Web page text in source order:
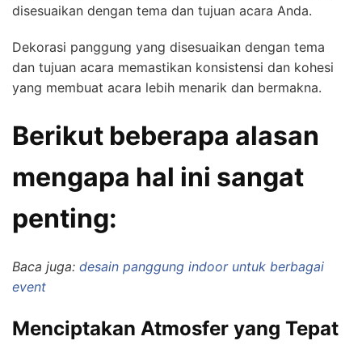
disesuaikan dengan tema dan tujuan acara Anda.
Dekorasi panggung yang disesuaikan dengan tema
dan tujuan acara memastikan konsistensi dan kohesi
yang membuat acara lebih menarik dan bermakna.
Berikut beberapa alasan
mengapa hal ini sangat
penting:
Baca juga: desain panggung indoor untuk berbagai
event
Menciptakan Atmosfer yang Tepat